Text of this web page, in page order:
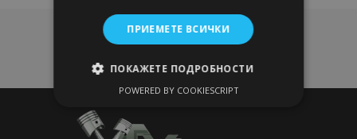
продукти
ПРИЕМЕТЕ ВСИЧКИ
ПОКАЖЕТЕ ПОДРОБНОСТИ
ЕФЕКТИВНОСТ
POWERED BY COOKIESCRIPT